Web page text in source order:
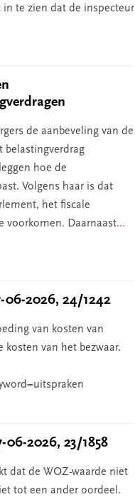
te zien dat de inspecteur
de aanbeveling van de
belastingverdrag
hoe de
Volgens haar is dat
het fiscale
voorkomen. Daarnaast...
06-2026, 24/1242
van kosten van
van het bezwaar.
06-2026, 23/1858
dat de WOZ-waarde niet
tot een ander oordeel.